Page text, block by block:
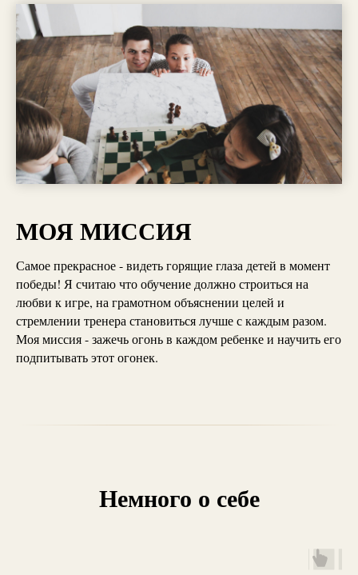
МОЯ МИССИЯ
Самое прекрасное - видеть горящие глаза детей в момент
победы! Я считаю что обучение должно строиться на
любви к игре, на грамотном объяснении целей и
стремлении тренера становиться лучше с каждым разом.
Моя миссия - зажечь огонь в каждом ребенке и научить его
подпитывать этот огонек.
Немного о себе